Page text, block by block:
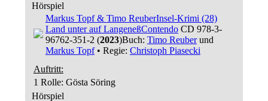
Hörspiel
Markus Topf & Timo ReuberInsel-Krimi (28)
Land unter auf LangeneßContendoCD 978-3-
96762-351-2 (2023)Buch: Timo Reuberund
Markus Topf• Regie: Christoph Piasecki
Auftritt:
1 Rolle: Gösta Söring
Hörspiel